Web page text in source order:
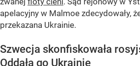
apelacyjny w Malmoe zdecydowały,
przekazana Ukrainie.
Szwecja skonfiskowała
Oddała go Ukrainie